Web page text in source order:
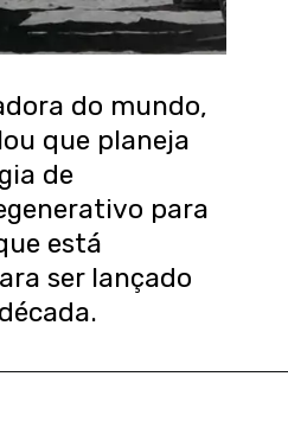
do mundo,
que planeja
de
para
está
ser lançado